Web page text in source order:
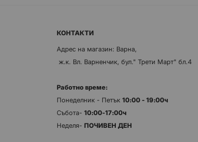
КОНТАКТИ
Адрес на магазин: Варна,
ж.к. Вл. Варненчик, бул." Трети Март" бл.4
Работно време:
Понеделник - Петък 10:00 - 19:00ч
Събота- 10:00-17:00ч
Неделя- ПОЧИВЕН ДЕН